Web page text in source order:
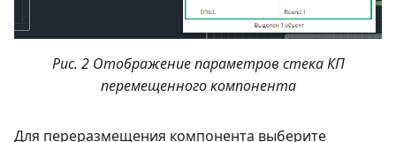
Рис. 2 Отображение параметров стека КП
перемещенного компонента
Для переразмещения компонента выберите